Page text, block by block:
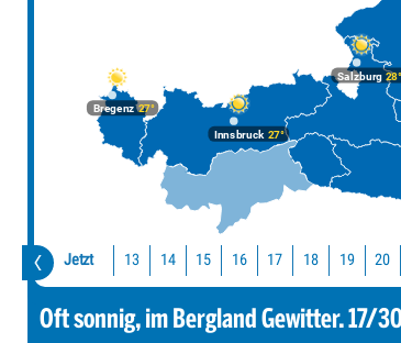
Bregenz27°
Innsbruck27°
Salzburg28°
Jetzt 13 14 15 16 17 18 19 20
Oft sonnig, im Bergland Gewitter. 17/